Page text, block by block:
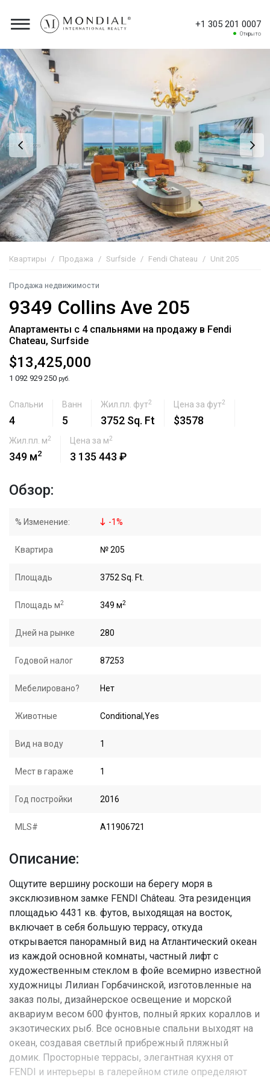
+1 305 201 0007
Открыто
Квартиры Продажа Surfside Fendi Chateau Unit 205
Продажа недвижимости
9349 Collins Ave 205
Апартаменты с 4 спальнями на продажу в Fendi
Chateau, Surfside
$13,425,000
1 092 929 250 руб.
Спальни
4
Ванн
5
Жил.пл. фут2
3752 Sq. Ft
Цена за фут2
$3578
Жил.пл. м2
349 м2
Цена за м2
3 135 443 ₽
Обзор:
% Изменение: -1%
Квартира № 205
Площадь 3752 Sq. Ft.
Площадь м2 349 м2
Дней на рынке 280
Годовой налог 87253
Мебелировано? Нет
Животные Conditional,Yes
Вид на воду 1
Мест в гараже 1
Год постройки 2016
MLS# A11906721
Описание:
Ощутите вершину роскоши на берегу моря в
эксклюзивном замке FENDI Château. Эта резиденция
площадью 4431 кв. футов, выходящая на восток,
включает в себя большую террасу, откуда
открывается панорамный вид на Атлантический океан
из каждой основной комнаты, частный лифт с
художественным стеклом в фойе всемирно известной
художницы Лилиан Горбачинской, изготовленные на
заказ полы, дизайнерское освещение и морской
аквариум весом 600 фунтов, полный ярких кораллов и
экзотических рыб. Все основные спальни выходят на
океан, создавая светлый прибрежный пляжный
домик. Просторные террасы, элегантная кухня от
FENDI и интерьеры в галерейном стиле определяют